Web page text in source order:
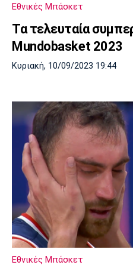
Εθνικές Μπάσκετ
Τα τελευταία
Mundobasket 2023
Κυριακή, 10/09/2023 19:44
Εθνικές Μπάσκετ